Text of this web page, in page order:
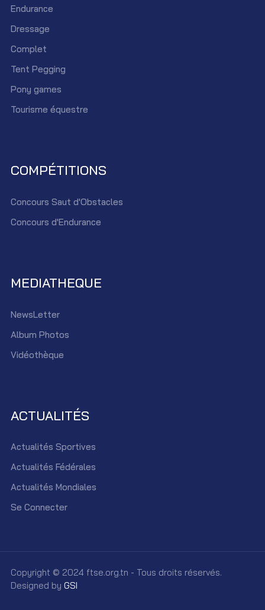
Endurance
Dressage
Complet
Tent Pegging
Pony games
Tourisme équestre
COMPÉTITIONS
Concours Saut d'Obstacles
Concours d'Endurance
MEDIATHEQUE
NewsLetter
Album Photos
Vidéothèque
ACTUALITÉS
Actualités Sportives
Actualités Fédérales
Actualités Mondiales
Se Connecter
Copyright © 2024 ftse.org.tn - Tous droits réservés.
Designed by GSI